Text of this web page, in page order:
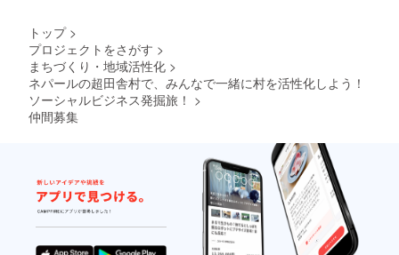
トップ >
プロジェクトをさがす >
まちづくり・地域活性化 >
ネパールの超田舎村で、みんなで一緒に村を活性化しよう！
ソーシャルビジネス発掘旅！ >
仲間募集